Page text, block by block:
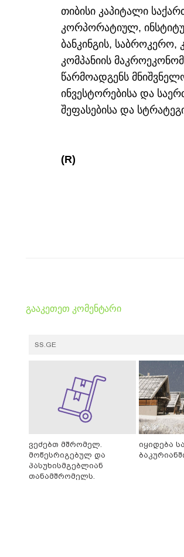
თიბისი კაპიტალი
კორპორატიულ,
ბანკინგის,
კომპანიის
წარმოადგენს
ინვესტორებისა და
შეფასებისა და
(R)
გააკეთეთ კომენტარი
SS.GE
ვეძებთ მშრომელ.
მოწესრიგებულ და
პასუხისმგებლიან
თანამშრომელს.
იყიდება